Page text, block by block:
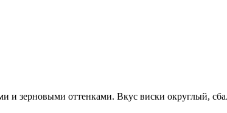
зерновыми оттенками. Вкус виски округлый,